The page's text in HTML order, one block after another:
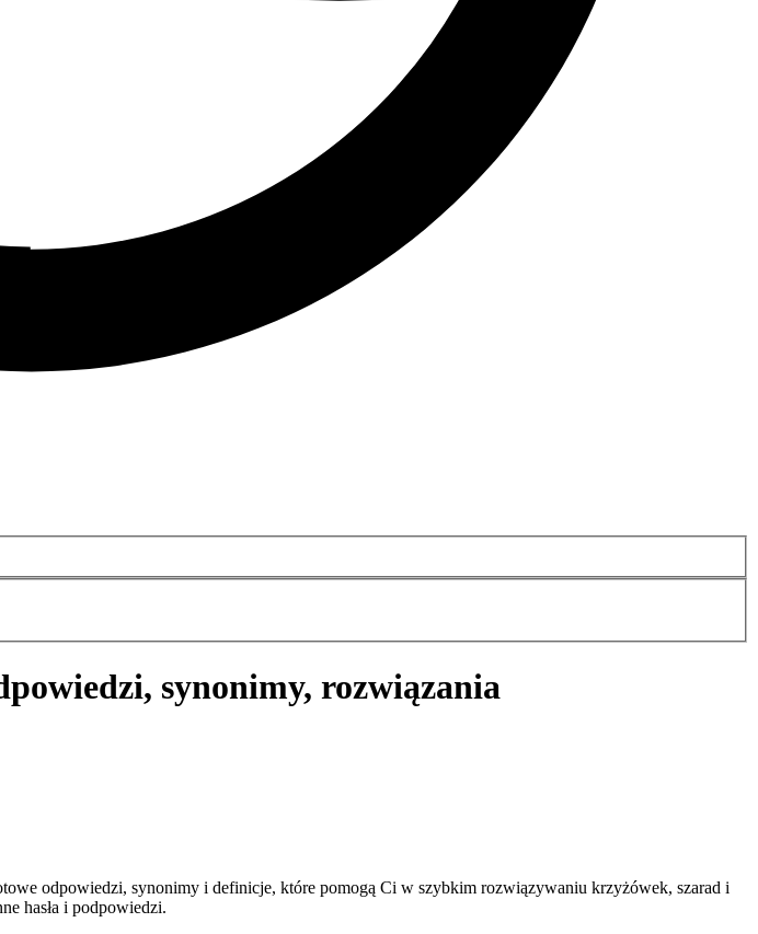
synonimy, rozwiązania
odpowiedzi, synonimy i definicje, które pomogą Ci w szybkim rozwiązywaniu krzyżówek, szarad i
hasła i podpowiedzi.